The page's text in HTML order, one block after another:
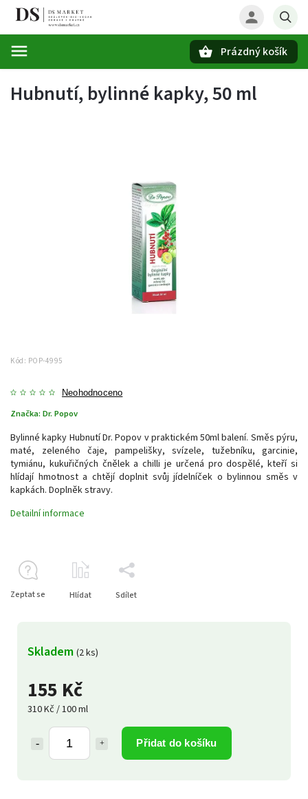
Prázdný košík
Hubnutí, bylinné kapky, 50 ml
Kód: POP-4995
Neohodnoceno
Značka: Dr. Popov
155 Kč
310 Kč / 100 ml
Přidat do košíku
Skladem (2 ks)
Bylinné kapky Hubnutí Dr. Popov v praktickém 50ml balení. Směs pýru,
maté, zeleného čaje, pampelišky, svízele, tužebníku, garcinie,
tymiánu, kukuřičných čnělek a chilli je určená pro dospělé, kteří si
hlídají hmotnost a chtějí doplnit svůj jídelníček o bylinnou směs v
kapkách. Doplněk stravy.
Detailní informace
Zeptat se Hlídat Sdílet